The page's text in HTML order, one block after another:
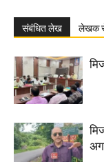
संबंधित लेख लेखक